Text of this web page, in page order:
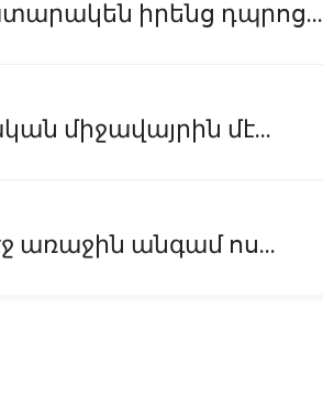
իրենց դպրոց...
միջավայրին մէ...
առաջին անգամ ոս...